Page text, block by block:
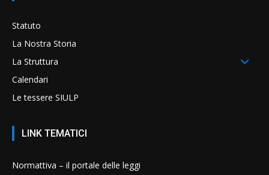
Statuto
La Nostra Storia
La Struttura
Calendari
Le tessere SIULP
LINK TEMATICI
Normattiva – il portale delle leggi